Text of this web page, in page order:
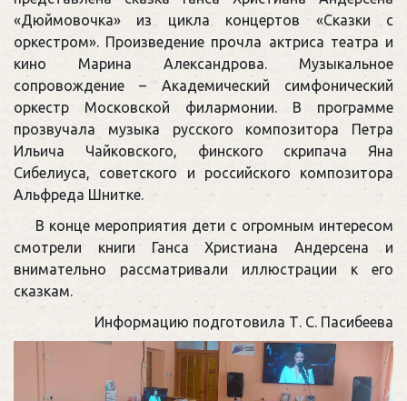
«Дюймовочка» из цикла концертов «Сказки с
оркестром». Произведение прочла актриса театра и
кино Марина Александрова. Музыкальное
сопровождение – Академический симфонический
оркестр Московской филармонии. В программе
прозвучала музыка русского композитора Петра
Ильича Чайковского, финского скрипача Яна
Сибелиуса, советского и российского композитора
Альфреда Шнитке.
В конце мероприятия дети с огромным интересом
смотрели книги Ганса Христиана Андерсена и
внимательно рассматривали иллюстрации к его
сказкам.
Информацию подготовила Т. С. Пасибеева